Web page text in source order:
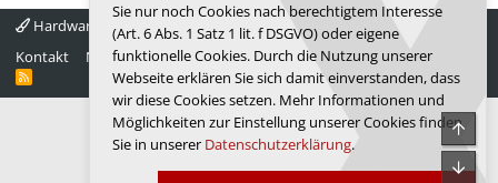
Hardwareluxx 4.0
Deutsch
Kontakt
Nutzungsbedingungen Datenschutz Hilfe Startseite
R
Sie nur noch Cookies nach berechtigtem Interesse
(Art. 6 Abs. 1 Satz 1 lit. f DSGVO) oder eigene
funktionelle Cookies. Durch die Nutzung unserer
Webseite erklären Sie sich damit einverstanden, dass
wir diese Cookies setzen. Mehr Informationen und
Möglichkeiten zur Einstellung unserer Cookies finden
Sie in unserer Datenschutzerklärung.